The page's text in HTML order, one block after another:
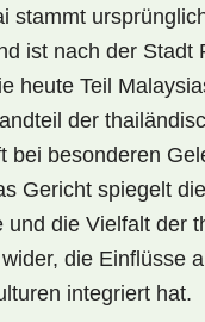
stammt
ist nach der Stadt
heute Teil
der
bei besonderen
Gericht spiegelt
und die Vielfalt der
die Einflüsse
integriert hat.